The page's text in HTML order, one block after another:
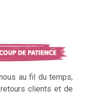
au fil du temps,
clients et de